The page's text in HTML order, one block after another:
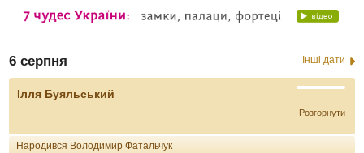
6 серпня Інші дати
Ілля Буяльський
Розгорнути
Народився Володимир Фатальчук